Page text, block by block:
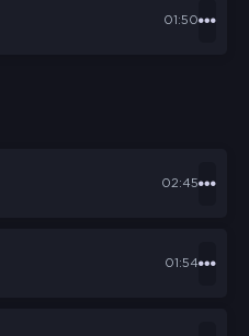
01:50
02:45
01:54